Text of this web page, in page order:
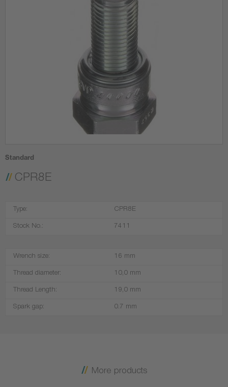
Standard
CPR8E
Type: CPR8E
Stock No.: 7411
Wrench size: 16 mm
Thread diameter: 10,0 mm
Thread Length: 19,0 mm
Spark gap: 0.7 mm
More products